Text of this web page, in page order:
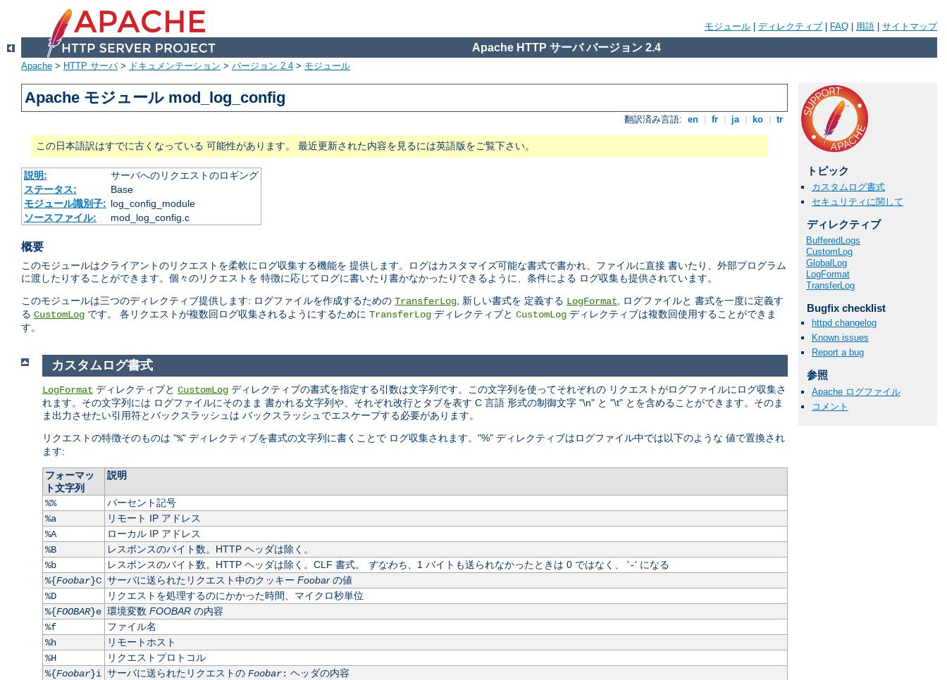
モジュール ディレクティブ FAQ 用語 サイトマップ
Apache HTTP サーバ バージョン 2.4
Apache > HTTP サーバ> ドキュメンテーション > バージョン 2.4 > モジュール
Apache モジュール mod_log_config
翻訳済み言語: en fr ja ko tr
この日本語訳はすでに古くなっている 可能性があります。 最近更新された内容を見るには英語版をご覧下さい。
説明:
サーバへのリクエストのロギング
ステータス:
Base
モジュール識別子: log_config_module
ソースファイル:
mod_log_config.c
概要
このモジュールはクライアントのリクエストを柔軟にログ収集する機能を 提供します。ログはカスタマイズ可能な書式で書かれ、ファイルに直接 書いたり、外部プログラム
に渡したりすることができます。個々のリクエストを 特徴に応じてログに書いたり書かなかったりできるように、条件による ログ収集も提供されています。
このモジュールは三つのディレクティブ提供します: ログファイルを作成するための TransferLog, 新しい書式を 定義する LogFormat, ログファイルと 書式を一度に定義す
る CustomLog です。 各リクエストが複数回ログ収集されるようにするために TransferLog ディレクティブと CustomLog ディレクティブは複数回使用することができま
す。
トピック
カスタムログ書式
セキュリティに関して
ディレクティブ
BufferedLogs
CustomLog
GlobalLog
LogFormat
TransferLog
Bugfix checklist
httpd changelog
Known issues
Report a bug
参照
Apache ログファイル
コメント
カスタムログ書式
LogFormat ディレクティブと CustomLog ディレクティブの書式を指定する引数は文字列です。この文字列を使ってそれぞれの リクエストがログファイルにログ収集さ
れます。その文字列には ログファイルにそのまま 書かれる文字列や、それぞれ改行とタブを表す C 言語 形式の制御文字 "\n" と "\t" とを含めることができます。そのま
ま出力させたい引用符とバックスラッシュは バックスラッシュでエスケープする必要があります。
リクエストの特徴そのものは "%" ディレクティブを書式の文字列に書くことで ログ収集されます。"%" ディレクティブはログファイル中では以下のような 値で置換され
ます:
フォーマッ
ト文字列
説明
%%
パーセント記号
%a
リモート IP アドレス
%A
ローカル IP アドレス
%B
レスポンスのバイト数。HTTP ヘッダは除く。
%b
レスポンスのバイト数。HTTP ヘッダは除く。CLF 書式。 すなわち 、1 バイトも送られなかったときは 0 ではなく、 '-' になる
%{Foobar}C サーバに送られたリクエスト中のクッキー Foobarの値
%D
リクエストを処理するのにかかった時間、マイクロ秒単位
%{FOOBAR}e 環境変数 FOOBARの内容
%f
ファイル名
%h
リモートホスト
%H
リクエストプロトコル
%{Foobar}i サーバに送られたリクエストの Foobar: ヘッダの内容